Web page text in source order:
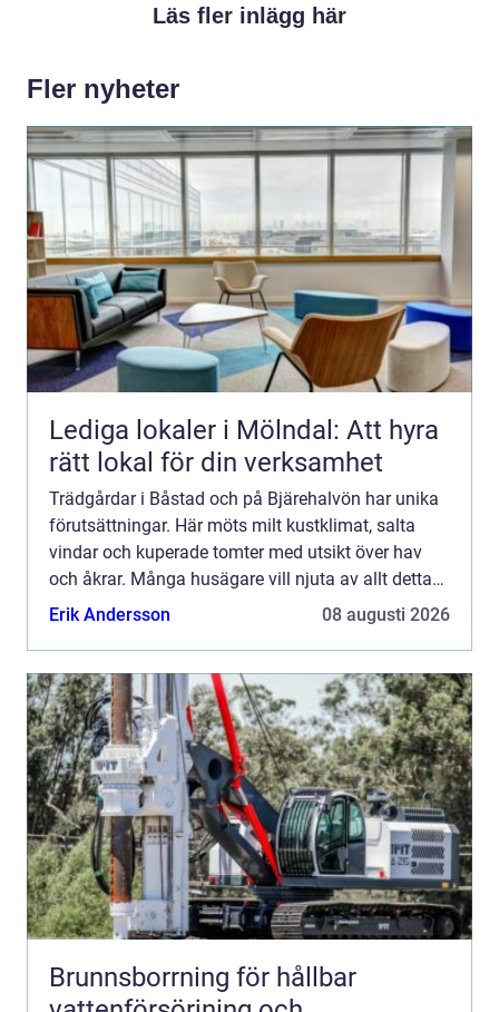
Läs fler inlägg här
Fler nyheter
Lediga lokaler i Mölndal: Att hyra
rätt lokal för din verksamhet
Trädgårdar i Båstad och på Bjärehalvön har unika
förutsättningar. Här möts milt kustklimat, salta
vindar och kuperade tomter med utsikt över hav
och åkrar. Många husägare vill njuta av allt detta
utan att lägga all ledig tid på ogräs, beskärning
Erik Andersson 08 augusti 2026
Brunnsborrning för hållbar